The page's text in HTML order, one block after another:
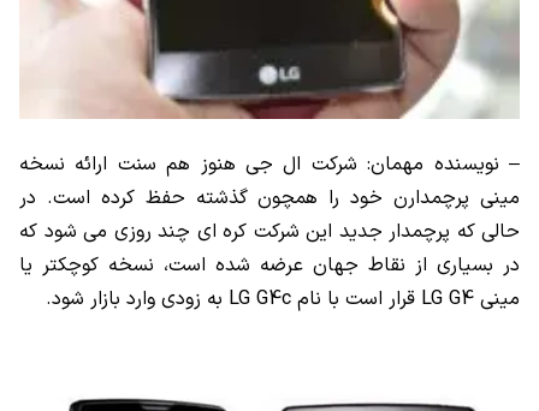
– نویسنده مهمان: شرکت ال جی هنوز هم سنت ارائه نسخه
مینی پرچمدارن خود را همچون گذشته حفظ کرده است. در
حالی که پرچمدار جدید این شرکت کره ای چند روزی می شود که
در بسیاری از نقاط جهان عرضه شده است، نسخه کوچکتر یا
مینی LG G4 قرار است با نام LG G4c به زودی وارد بازار شود.